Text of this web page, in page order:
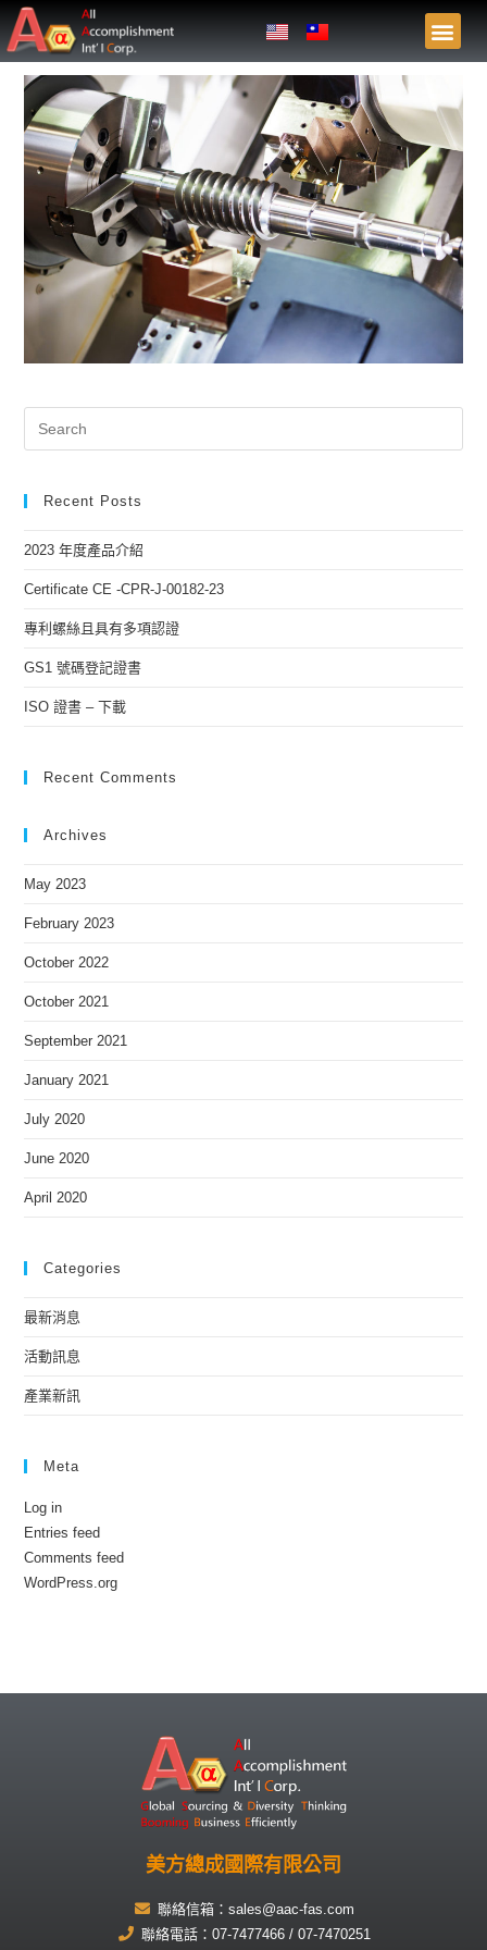
Recent Posts
2023 年度產品介紹
Certificate CE -CPR-J-00182-23
專利螺絲且具有多項認證
GS1 號碼登記證書
ISO 證書 – 下載
Recent Comments
Archives
May 2023
February 2023
October 2022
October 2021
September 2021
January 2021
July 2020
June 2020
April 2020
Categories
最新消息
活動訊息
產業新訊
Meta
Log in
Entries feed
Comments feed
WordPress.org
美方總成國際有限公司
聯絡信箱：sales@aac-fas.com
聯絡電話：07-7477466 / 07-7470251